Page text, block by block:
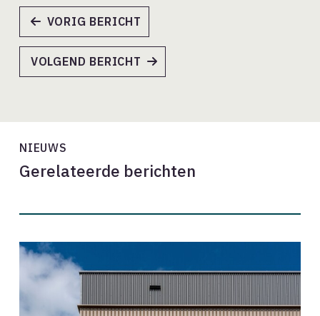
VORIG BERICHT
VOLGEND BERICHT
NIEUWS
Gerelateerde berichten
Onderhandelingsresultaat
cao
2026-
2028